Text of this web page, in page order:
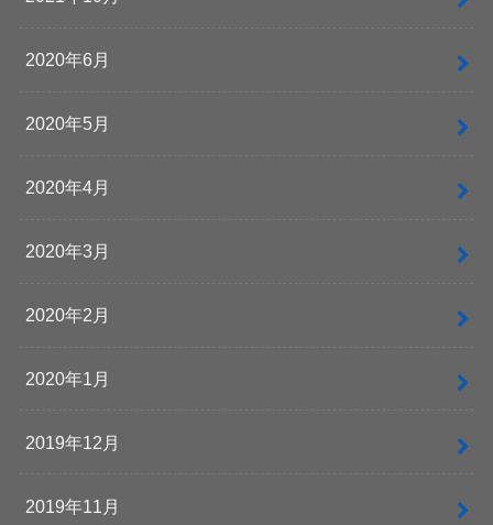
2020年6月
2020年5月
2020年4月
2020年3月
2020年2月
2020年1月
2019年12月
2019年11月